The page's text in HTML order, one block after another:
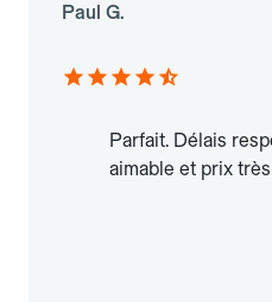
Paul G.
Parfait. Délais
aimable et prix